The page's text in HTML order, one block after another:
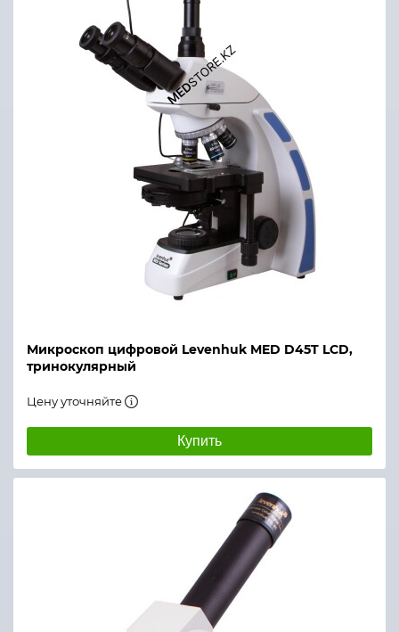
Микроскоп цифровой Levenhuk MED D45T LCD,
тринокулярный
Цену уточняйте
Купить